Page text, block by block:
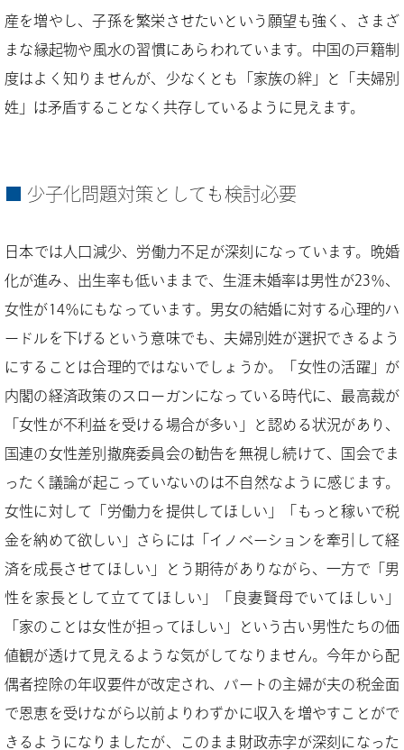
産を増やし、子孫を繁栄させたいという願望も強く、さまざ
まな縁起物や風水の習慣にあらわれています。中国の戸籍制
度はよく知りませんが、少なくとも「家族の絆」と「夫婦別
姓」は矛盾することなく共存しているように見えます。
少子化問題対策としても検討必要
日本では人口減少、労働力不足が深刻になっています。晩婚
化が進み、出生率も低いままで、生涯未婚率は男性が23％、
女性が14％にもなっています。男女の結婚に対する心理的ハ
ードルを下げるという意味でも、夫婦別姓が選択できるよう
にすることは合理的ではないでしょうか。「女性の活躍」が
内閣の経済政策のスローガンになっている時代に、最高裁が
「女性が不利益を受ける場合が多い」と認める状況があり、
国連の女性差別撤廃委員会の勧告を無視し続けて、国会でま
ったく議論が起こっていないのは不自然なように感じます。
女性に対して「労働力を提供してほしい」「もっと稼いで税
金を納めて欲しい」さらには「イノベーションを牽引して経
済を成長させてほしい」とう期待がありながら、一方で「男
性を家長として立ててほしい」「良妻賢母でいてほしい」
「家のことは女性が担ってほしい」という古い男性たちの価
値観が透けて見えるような気がしてなりません。今年から配
偶者控除の年収要件が改定され、パートの主婦が夫の税金面
で恩恵を受けながら以前よりわずかに収入を増やすことがで
きるようになりましたが、このまま財政赤字が深刻になった